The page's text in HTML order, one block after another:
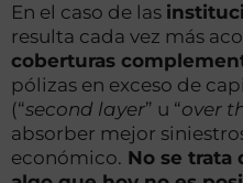
En el caso de las
resulta cada vez más
coberturas
pólizas en exceso de
(“second layer” u “over
absorber mejor
económico. No se trata